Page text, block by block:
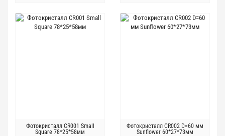
Фотокристалл CR001 Smаll
Square 78*25*58мм
Фотокристалл CR002 D=60 мм
Sunflower 60*27*73мм